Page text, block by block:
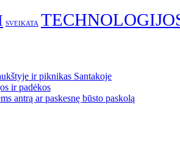
SVEIKATA
ir piknikas Santakoje
ir padėkos
antrą ar paskesnę būsto paskolą